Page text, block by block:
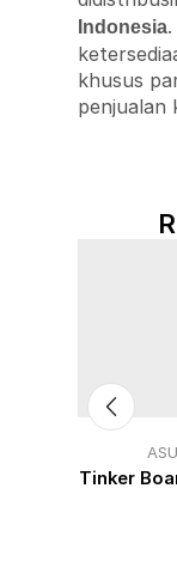
Indonesia
khusus
penjualan
Tinker